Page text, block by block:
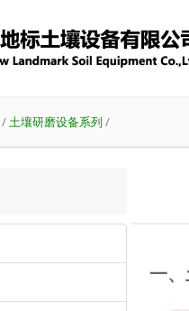
/土壤研磨设备系列 /
一